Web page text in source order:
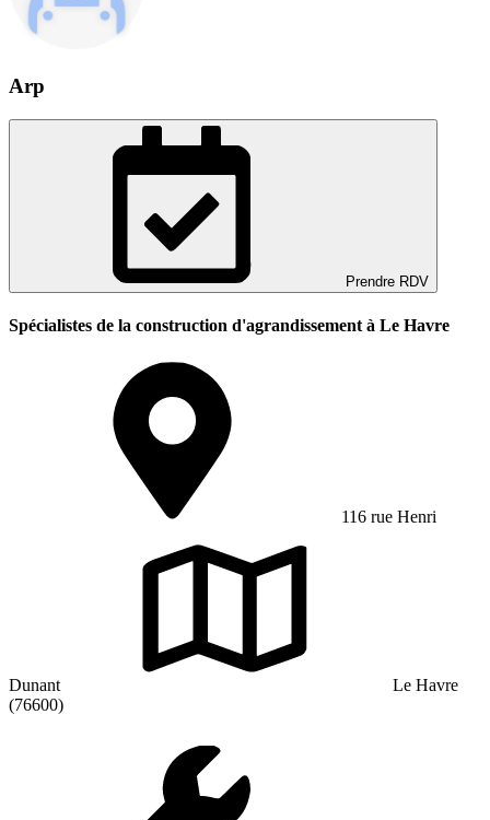
Arp
Prendre RDV
Spécialistes de la construction d'agrandissement à Le Havre
116 rue Henri
Dunant
Le Havre
(76600)